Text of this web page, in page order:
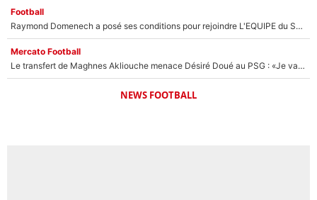
Football
Raymond Domenech a posé ses conditions pour rejoindre L'EQUIPE du Soir : Il refuse de faire l'émission avec un autre chroniqueur !
Mercato Football
Le transfert de Maghnes Akliouche menace Désiré Doué au PSG : «Je valide à 200%»
NEWS FOOTBALL